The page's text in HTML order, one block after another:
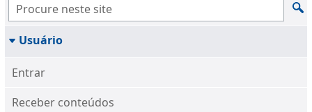
Usuário
Entrar
Receber conteúdos